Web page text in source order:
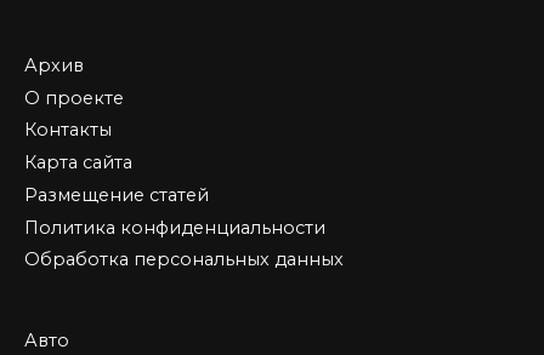
Архив
О проекте
Контакты
Карта сайта
Размещение статей
Политика конфиденциальности
Обработка персональных данных
Авто